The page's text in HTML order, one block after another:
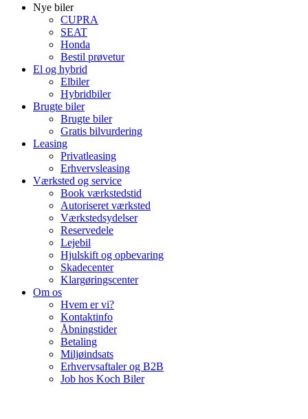
Nye biler
CUPRA
SEAT
Honda
Bestil prøvetur
El og hybrid
Elbiler
Hybridbiler
Brugte biler
Brugte biler
Gratis bilvurdering
Leasing
Privatleasing
Erhvervsleasing
Værksted og service
Book værkstedstid
Autoriseret værksted
Værkstedsydelser
Reservedele
Lejebil
Hjulskift og opbevaring
Skadecenter
Klargøringscenter
Om os
Hvem er vi?
Kontaktinfo
Åbningstider
Betaling
Miljøindsats
Erhvervsaftaler og B2B
Job hos Koch Biler